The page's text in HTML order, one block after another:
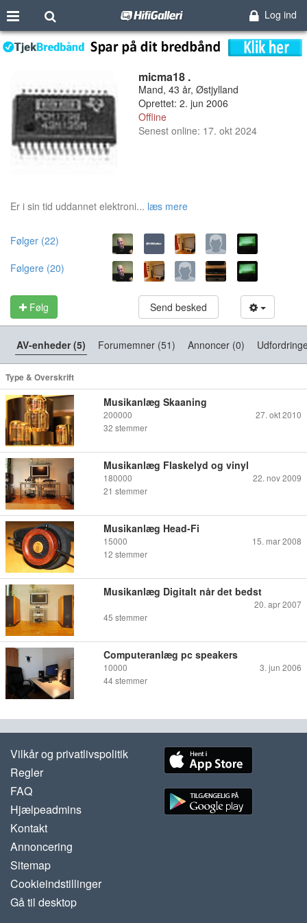
Log ind
micma18 .
Mand, 43 år, Østjylland
Oprettet: 2. jun 2006
Offline
Senest online: 17. okt 2024
Er i sin tid uddannet elektroni... læs mere
Følger (22)
Følgere (20)
Følg Send besked
AV-enheder (5) Forumemner (51) Annoncer (0)
Type & Overskrift
Musikanlæg Skaaning
200000
27. okt 2010
32 stemmer
Musikanlæg Flaskelyd og vinyl
180000
22. nov 2009
21 stemmer
Musikanlæg Head-Fi
15000
15. mar 2008
12 stemmer
Musikanlæg Digitalt når det bedst
20. apr 2007
45 stemmer
Computeranlæg pc speakers
10000
3. jun 2006
44 stemmer
Vilkår og privatlivspolitik
Regler
FAQ
Hjælpeadmins
Kontakt
Annoncering
Sitemap
Cookieindstillinger
Gå til desktop